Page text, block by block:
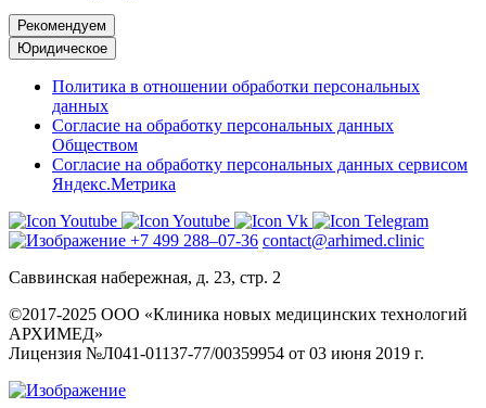
Рекомендуем
Юридическое
Политика в отношении обработки персональных
данных
Согласие на обработку персональных данных
Обществом
Согласие на обработку персональных данных сервисом
Яндекс.Метрика
+7 499 288–07-36 contact@arhimed.clinic
Саввинская набережная, д. 23, стр. 2
©2017-2025 ООО «Клиника новых медицинских технологий
АРХИМЕД»
Лицензия №Л041-01137-77/00359954 от 03 июня 2019 г.